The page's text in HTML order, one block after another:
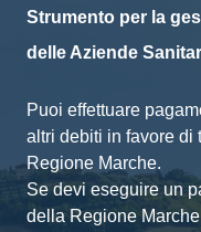
Strumento per la
delle Aziende
Puoi effettuare
altri debiti in favore di
Regione Marche.
Se devi eseguire un
della Regione